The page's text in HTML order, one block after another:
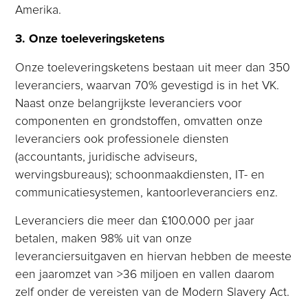
Amerika.
3. Onze toeleveringsketens
Onze toeleveringsketens bestaan uit meer dan 350
leveranciers, waarvan 70% gevestigd is in het VK.
Naast onze belangrijkste leveranciers voor
componenten en grondstoffen, omvatten onze
leveranciers ook professionele diensten
(accountants, juridische adviseurs,
wervingsbureaus); schoonmaakdiensten, IT- en
communicatiesystemen, kantoorleveranciers enz.
Leveranciers die meer dan £100.000 per jaar
betalen, maken 98% uit van onze
leveranciersuitgaven en hiervan hebben de meeste
een jaaromzet van >36 miljoen en vallen daarom
zelf onder de vereisten van de Modern Slavery Act.